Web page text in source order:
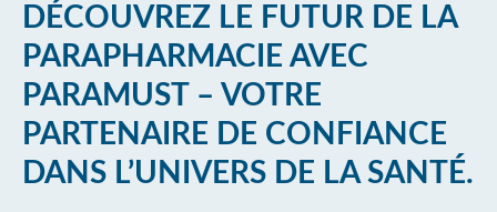
DÉCOUVREZ LE FUTUR DE LA
PARAPHARMACIE AVEC
PARAMUST – VOTRE
PARTENAIRE DE CONFIANCE
DANS L’UNIVERS DE LA SANTÉ.